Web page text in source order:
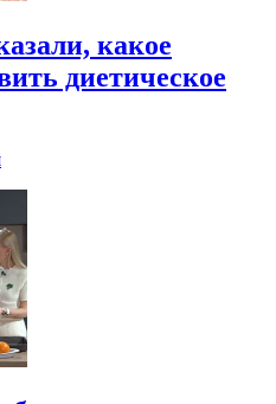
какое
диетическое